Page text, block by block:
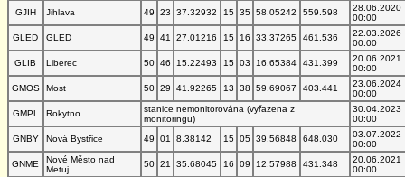
GJIH
Jihlava 49 23 37.32932 15 35 58.05242 559.598
28.06.2020
00:00
GLED
GLED 49 41 27.01216 15 16 33.37265 461.536
22.03.2026
00:00
GLIB
Liberec 50 46 15.22493 15 03 16.65384 431.399
20.06.2021
00:00
GMOS
Most 50 29 41.92265 13 38 59.69067 403.441
23.06.2024
00:00
GMPL
Rokytno
stanice nemonitorována (vyřazena z
monitoringu)
30.04.2023
00:00
GNBY
Nová Bystřice 49 01 8.38142 15 05 39.56848 648.030
03.07.2022
00:00
GNME
Nové Město nad
Metuj
50 21 35.68045 16 09 12.57988 431.348
20.06.2021
00:00